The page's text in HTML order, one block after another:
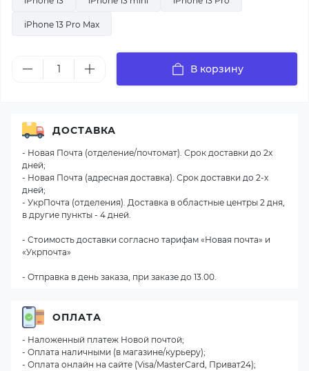
iPhone 13 Pro Max
В корзину
ДОСТАВКА
- Новая Почта (отделение/почтомат). Срок доставки до 2х
дней;
- Новая Почта (адресная доставка). Срок доставки до 2-х
дней;
- УкрПочта (отделения). Доставка в областные центры 2 дня,
в другие пункты - 4 дней.
- Стоимость доставки согласно тарифам «Новая почта» и
«Укрпочта»
- Отправка в день заказа, при заказе до 13.00.
ОПЛАТА
- Наложенный платеж Новой почтой;
- Оплата наличными (в магазине/курьеру);
- Оплата онлайн на сайте (Visa/MasterCard, Приват24);